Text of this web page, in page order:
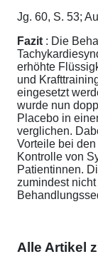
Jg. 60, S. 53;
Fazit : Die
erhöhte
und
eingesetzt
wurde nun
Placebo in
verglichen.
Vorteile bei
Kontrolle von
Patientinnen.
zumindest
Alle Artikel